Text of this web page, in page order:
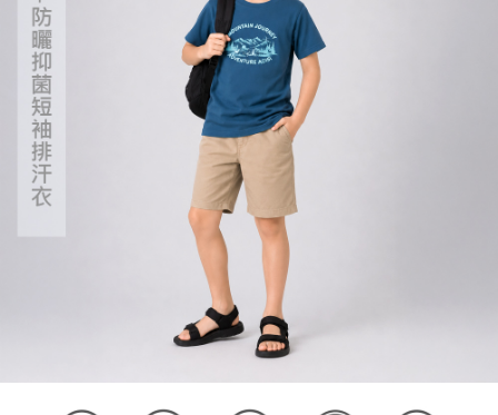
１．透過由恩沛科技股份有限公司提供之「AFTEE先享後付」服務完成之交
易，需依本服務之必要範圍內提供個人資料，並將交易相關給付款項請求債
權轉讓予恩沛科技股份有限公司。
２．關於個人資料處理事宜，請瀏覽以下網址：
https://aftee.tw/terms/#terms3
３．未成年的使用者請事先徵得法定代理人或監護人之同意方可使用
「AFTEE先享後付」，若未經同意申辦者引起之損失，本公司不負相關責
任。
４．使用「AFTEE先享後付」時，將依據個別帳號之用戶狀況，依本公司即
時審查核予不同之上限額度；若仍有額度不足之情形，本公司將視審查結果
請求用戶進行身份認證。
５．嚴禁一人註冊多個帳號或使用他人資訊註冊。若發現惡意使用之情形，
恩沛科技股份有限公司將有權停止該用戶之使用額度並採取法律行動。
貨到付款
每筆NT$130，滿NT$3,000(含以上)免運費